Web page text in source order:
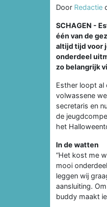
Door Redactie
SCHAGEN -
één van de
altijd tijd voor
onderdeel
zo belangrijk
Esther loopt al
volwassene
secretaris en
de
het
In de watten
“Het kost me
mooi
leggen wij
aansluiting.
buddy maakt